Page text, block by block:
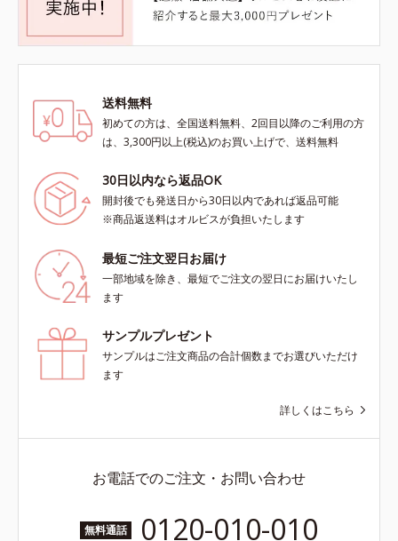
送料無料
初めての方は、全国送料無料、2回目以降のご利用の方
は、3,300円以上(税込)のお買い上げで、送料無料
30日以内なら返品OK
開封後でも発送日から30日以内であれば返品可能
※商品返送料はオルビスが負担いたします
最短ご注文翌日お届け
一部地域を除き、最短でご注文の翌日にお届けいたし
ます
サンプルプレゼント
サンプルはご注文商品の合計個数までお選びいただけ
ます
詳しくはこちら
お電話でのご注文・お問い合わせ
無料通話 0120-010-010